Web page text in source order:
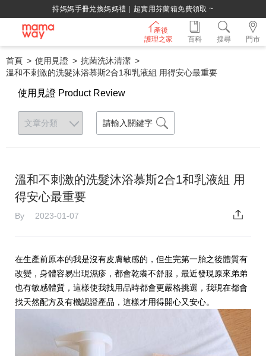
持媽媽手冊兌換媽媽禮｜超實用芬蘭箱免費領取 ~
產後
護理之家
門市
百科 搜尋
首頁 使用見證
抗菌洗沐清潔
溫和不刺激的洗髮沐浴慕斯2合1和乳液組 用得安心最重要
使用見證 Product Review
溫和不刺激的洗髮沐浴慕斯2合1和乳液組 用
得安心最重要
By 2023-01-07
在生產前原本的我是沒有皮膚敏感的，但生完第一胎之後體質有
改變，身體容易出現濕疹，都會乾癢不舒服，最近發現原來弟弟
也有敏感體質，這樣使我找用品時都會更嚴格挑選，我現在都會
找天然配方及有機認證產品，這樣才用得開心又安心。